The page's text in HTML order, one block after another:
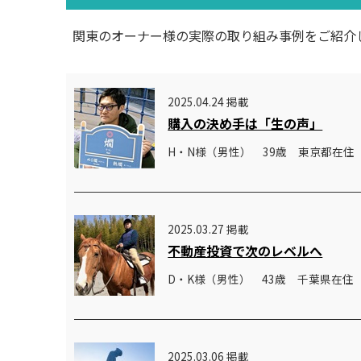
関東のオーナー様の実際の取り組み事例をご紹介
2025.04.24 掲載
購入の決め手は「生の声」
H・N様（男性） 39歳 東京都在住
2025.03.27 掲載
不動産投資で次のレベルへ
D・K様（男性） 43歳 千葉県在住
2025.03.06 掲載